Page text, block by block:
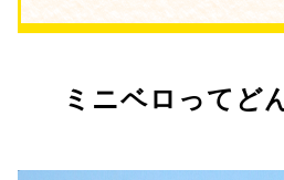
ミニベロってど